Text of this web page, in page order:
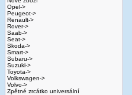
Opel->
Peugeot->
Renault->
Rover->
Saab->
Seat->
Skoda->
Smart->
Subaru->
Suzuki->
Toyota->
Volkswagen->
Volvo->
Zpětné zrcátko universální